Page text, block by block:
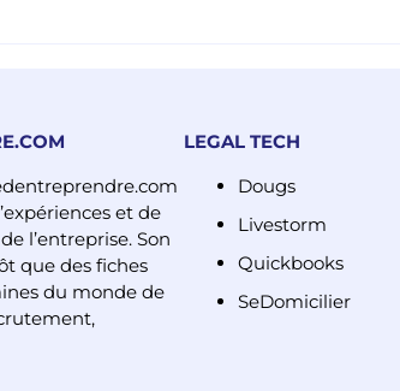
et de
l’entreprise. Son
que des fiches
du monde de
LEGAL TECH
Dougs
Livestorm
Quickbooks
SeDomicilier